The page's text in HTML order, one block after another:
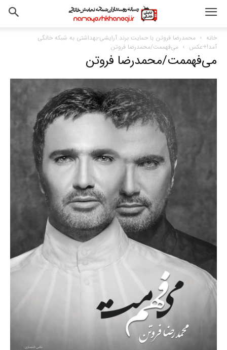
خانه
محمدرضا فروتن با حمایت برند آرایشی-بهداشتی به شبکه خانگی
آمد!+عکس
می‌فهممت/محمدرضا فروتن
می‌فهممت/محمدرضا فروتن